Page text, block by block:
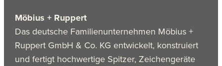
Möbius + Ruppert
Das deutsche Familienunternehmen Möbius +
Ruppert GmbH & Co. KG entwickelt, konstruiert
und fertigt hochwertige Spitzer, Zeichengeräte